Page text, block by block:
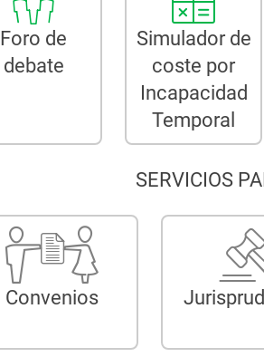
Foro de
debate
Simulador de
coste por
Incapacidad
Temporal
SERVICIOS PARA
Convenios